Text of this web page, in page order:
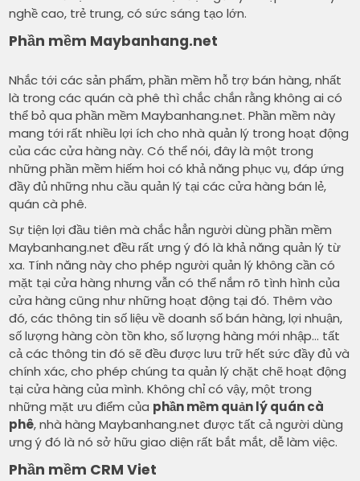
nghề cao, trẻ trung, có sức sáng tạo lớn.
Phần mềm Maybanhang.net
Nhắc tới các sản phẩm, phần mềm hỗ trợ bán hàng, nhất
là trong các quán cà phê thì chắc chắn rằng không ai có
thể bỏ qua phần mềm Maybanhang.net. Phần mềm này
mang tới rất nhiều lợi ích cho nhà quản lý trong hoạt động
của các cửa hàng này. Có thể nói, đây là một trong
những phần mềm hiếm hoi có khả năng phục vụ, đáp ứng
đầy đủ những nhu cầu quản lý tại các cửa hàng bán lẻ,
quán cà phê.
Sự tiện lợi đầu tiên mà chắc hẳn người dùng phần mềm
Maybanhang.net đều rất ưng ý đó là khả năng quản lý từ
xa. Tính năng này cho phép người quản lý không cần có
mặt tại cửa hàng nhưng vẫn có thể nắm rõ tình hình của
cửa hàng cũng như những hoạt động tại đó. Thêm vào
đó, các thông tin số liệu về doanh số bán hàng, lợi nhuận,
số lượng hàng còn tồn kho, số lượng hàng mới nhập… tất
cả các thông tin đó sẽ đều được lưu trữ hết sức đầy đủ và
chính xác, cho phép chúng ta quản lý chặt chẽ hoạt động
tại cửa hàng của mình. Không chỉ có vậy, một trong
những mặt ưu điểm của phần mềm quản lý quán cà
phê, nhà hàng Maybanhang.net được tất cả người dùng
ưng ý đó là nó sở hữu giao diện rất bắt mắt, dễ làm việc.
Phần mềm CRM Viet